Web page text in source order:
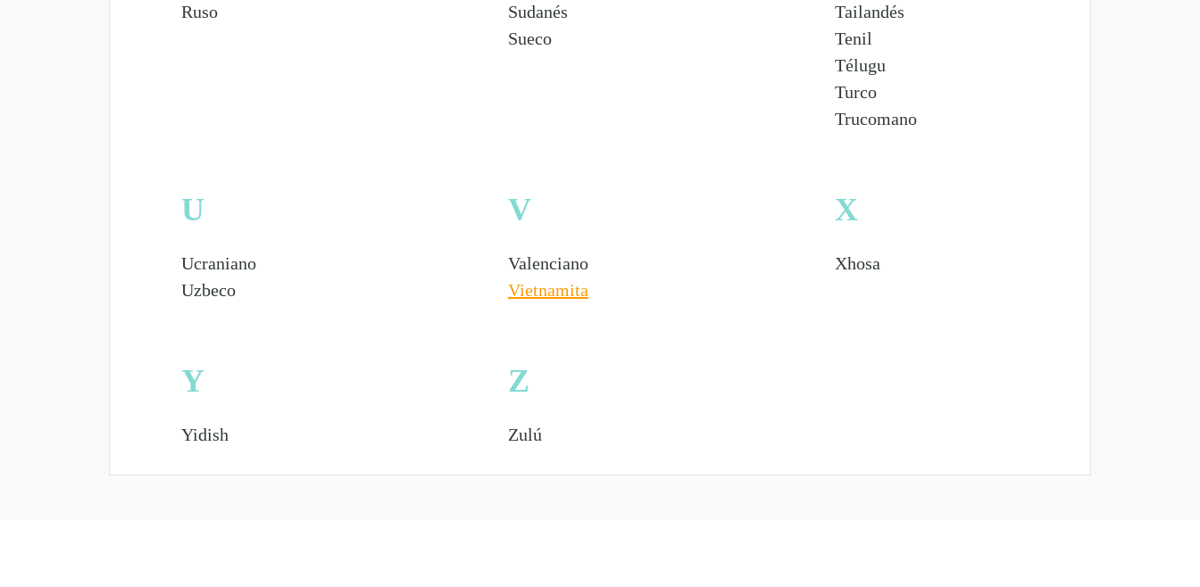
Ruso
Sudanés
Sueco
Tailandés
Tenil
Télugu
Turco
Trucomano
U
Ucraniano
Uzbeco
V
Valenciano
Vietnamita
X
Xhosa
Y
Yidish
Z
Zulú